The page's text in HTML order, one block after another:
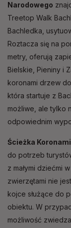
Narodowego
Treetop Walk
Bachledka,
Roztacza się na
metry, oferują
Bielskie, Pieniny i
koronami drzew
która startuje z
możliwe, ale tylko
odpowiednim
Ścieżka
do potrzeb
z małymi dziećmi
zwierzętami nie
kojce służące do
obiektu. W
możliwość